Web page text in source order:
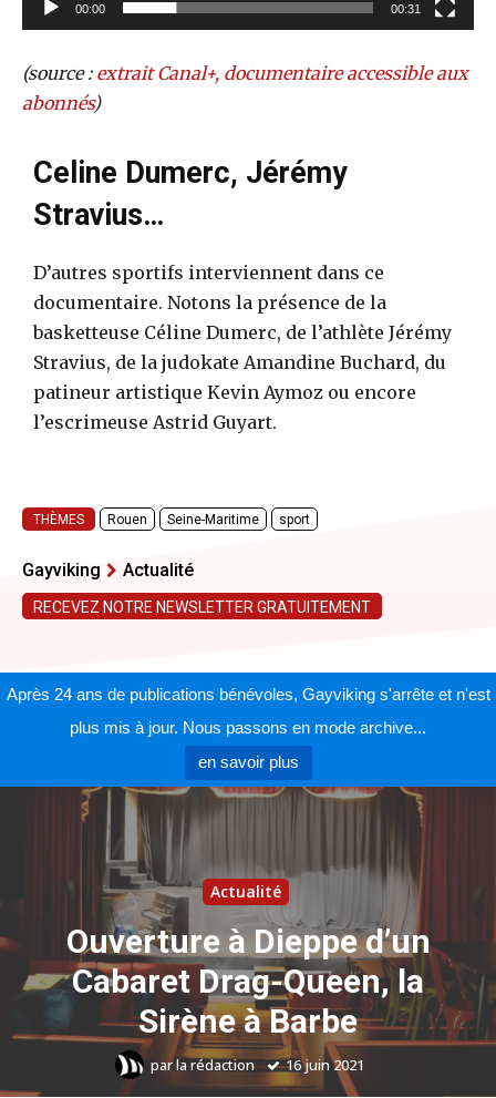
i
é
o
00:00 00:31
(source : extrait Canal+, documentaire accessible aux
abonnés)
Celine Dumerc, Jérémy
Stravius…
D’autres sportifs interviennent dans ce
documentaire. Notons la présence de la
basketteuse Céline Dumerc, de l’athlète Jérémy
Stravius, de la judokate Amandine Buchard, du
patineur artistique Kevin Aymoz ou encore
l’escrimeuse Astrid Guyart.
THÈMES Rouen Seine-Maritime sport
Gayviking Actualité
RECEVEZ NOTRE NEWSLETTER GRATUITEMENT